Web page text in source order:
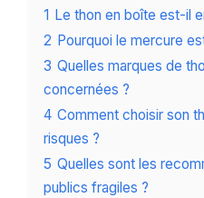
1 Le thon en boîte est-il
2 Pourquoi le mercure
3 Quelles marques de
concernées ?
4 Comment choisir son
risques ?
5 Quelles sont les
publics fragiles ?